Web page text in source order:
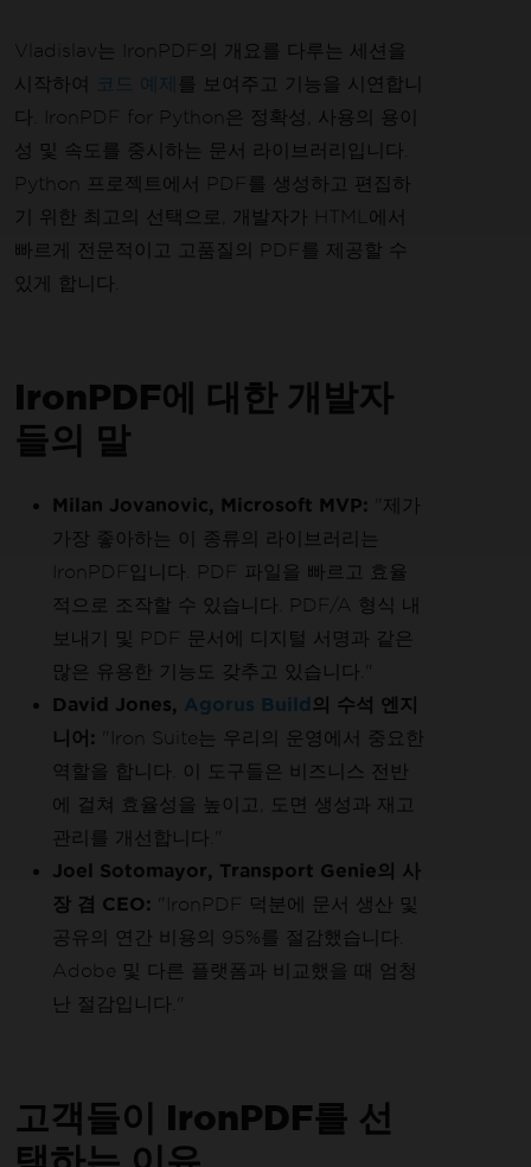
Vladislav는 IronPDF의 개요를 다루는 세션을
시작하여
코드 예제
를 보여주고 기능을 시연합니
다. IronPDF for Python은 정확성, 사용의 용이
성 및 속도를 중시하는 문서 라이브러리입니다.
Python 프로젝트에서 PDF를 생성하고 편집하
기 위한 최고의 선택으로, 개발자가 HTML에서
빠르게 전문적이고 고품질의 PDF를 제공할 수
있게 합니다.
IronPDF에 대한 개발자
들의 말
Milan Jovanovic, Microsoft MVP:
"제가
가장 좋아하는 이 종류의 라이브러리는
IronPDF입니다. PDF 파일을 빠르고 효율
적으로 조작할 수 있습니다. PDF/A 형식 내
보내기 및 PDF 문서에 디지털 서명과 같은
많은 유용한 기능도 갖추고 있습니다."
David Jones, Agorus Build 의 수석 엔지
니어:
"Iron Suite는 우리의 운영에서 중요한
역할을 합니다. 이 도구들은 비즈니스 전반
에 걸쳐 효율성을 높이고, 도면 생성과 재고
관리를 개선합니다."
Joel Sotomayor, Transport Genie의 사
장 겸 CEO:
"IronPDF 덕분에 문서 생산 및
공유의 연간 비용의 95%를 절감했습니다.
Adobe 및 다른 플랫폼과 비교했을 때 엄청
난 절감입니다."
고객들이 IronPDF를 선